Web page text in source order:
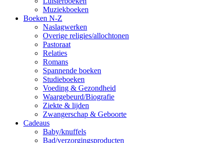
Muziekboeken
Boeken N-Z
Naslagwerken
Overige religies/allochtonen
Pastoraat
Relaties
Romans
Spannende boeken
Studieboeken
Voeding & Gezondheid
Waargebeurd/Biografie
Ziekte & lijden
Zwangerschap & Geboorte
Cadeaus
Baby/knuffels
Bad/verzorgingsproducten